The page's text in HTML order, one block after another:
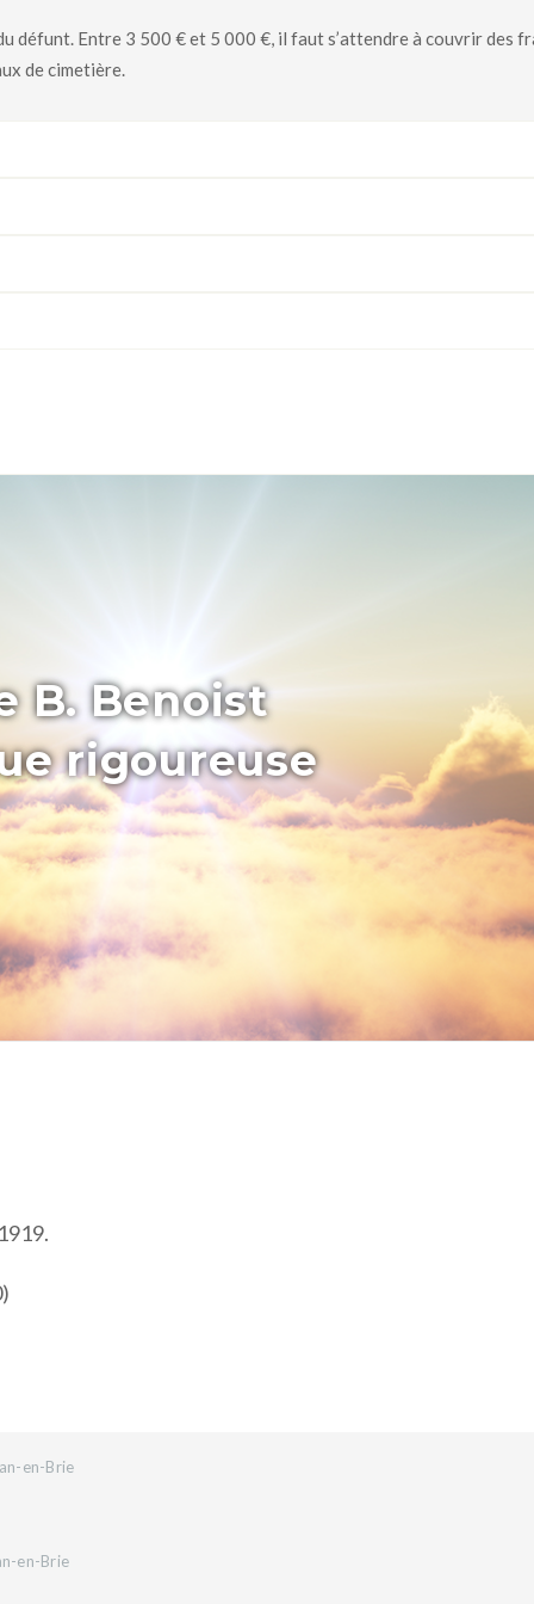
défunt. Entre 3 500 € et 5 000 €, il faut s’attendre à couvrir des
de cimetière.
B. Benoist
rigoureuse
en-Brie
en-Brie